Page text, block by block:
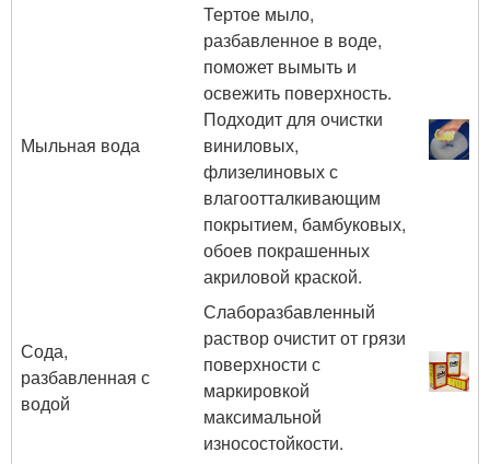
Мыльная вода
Тертое мыло,
разбавленное в воде,
поможет вымыть и
освежить поверхность.
Подходит для очистки
виниловых,
флизелиновых с
влагоотталкивающим
покрытием, бамбуковых,
обоев покрашенных
акриловой краской.
Сода,
разбавленная с
водой
Слаборазбавленный
раствор очистит от грязи
поверхности с
маркировкой
максимальной
износостойкости.